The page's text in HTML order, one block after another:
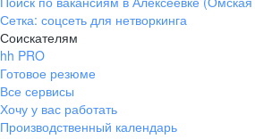
Сетка: соцсеть для нетворкинга
Соискателям
hh PRO
Готовое резюме
Все сервисы
Хочу у вас работать
Производственный календарь